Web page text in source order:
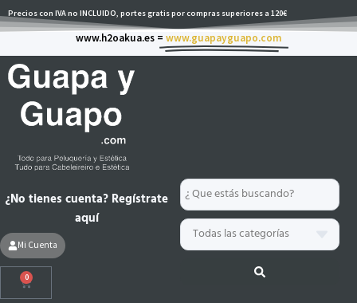
al
Precios con IVA no INCLUIDO, portes gratis por compras superiores a 120€
www.h2oakua.es = www.guapayguapo.com
Search
...
¿No tienes cuenta? Regístrate
aquí
Mi Cuenta
0
Carrito